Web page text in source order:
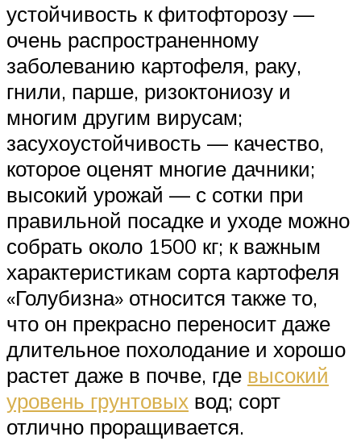
устойчивость к фитофторозу —
очень распространенному
заболеванию картофеля, раку,
гнили, парше, ризоктониозу и
многим другим вирусам;
засухоустойчивость — качество,
которое оценят многие дачники;
высокий урожай — с сотки при
правильной посадке и уходе можно
собрать около 1500 кг; к важным
характеристикам сорта картофеля
«Голубизна» относится также то,
что он прекрасно переносит даже
длительное похолодание и хорошо
растет даже в почве, где высокий
уровень грунтовых вод; сорт
отлично проращивается.